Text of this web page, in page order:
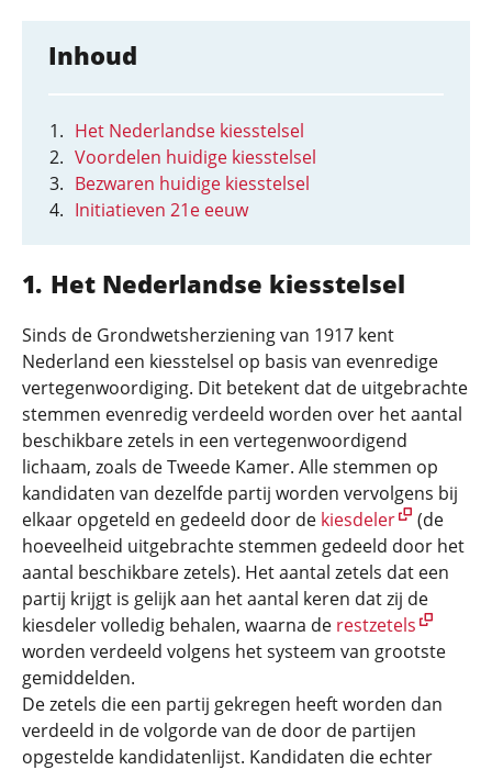
Inhoud
Het Nederlandse kiesstelsel
Voordelen huidige kiesstelsel
Bezwaren huidige kiesstelsel
Initiatieven 21e eeuw
Het Nederlandse kiesstelsel
Sinds de Grondwetsherziening van 1917 kent
Nederland een kiesstelsel op basis van evenredige
vertegenwoordiging. Dit betekent dat de uitgebrachte
stemmen evenredig verdeeld worden over het aantal
beschikbare zetels in een vertegenwoordigend
lichaam, zoals de Tweede Kamer. Alle stemmen op
kandidaten van dezelfde partij worden vervolgens bij
elkaar opgeteld en gedeeld door de kiesdeler
(de
hoeveelheid uitgebrachte stemmen gedeeld door het
aantal beschikbare zetels). Het aantal zetels dat een
partij krijgt is gelijk aan het aantal keren dat zij de
kiesdeler volledig behalen, waarna de restzetels
worden verdeeld volgens het systeem van grootste
gemiddelden.
De zetels die een partij gekregen heeft worden dan
verdeeld in de volgorde van de door de partijen
opgestelde kandidatenlijst. Kandidaten die echter